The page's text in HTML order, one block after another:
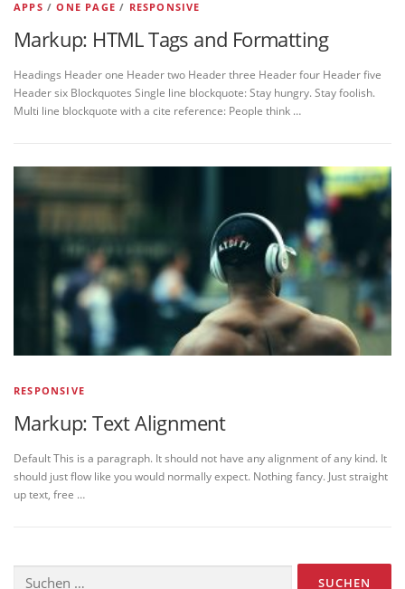
APPS /ONE PAGE / RESPONSIVE
Markup: HTML Tags and Formatting
Headings Header one Header two Header three Header four Header five
Header six Blockquotes Single line blockquote: Stay hungry. Stay foolish.
Multi line blockquote with a cite reference: People think …
RESPONSIVE
Markup: Text Alignment
Default This is a paragraph. It should not have any alignment of any kind. It
should just flow like you would normally expect. Nothing fancy. Just straight
up text, free …